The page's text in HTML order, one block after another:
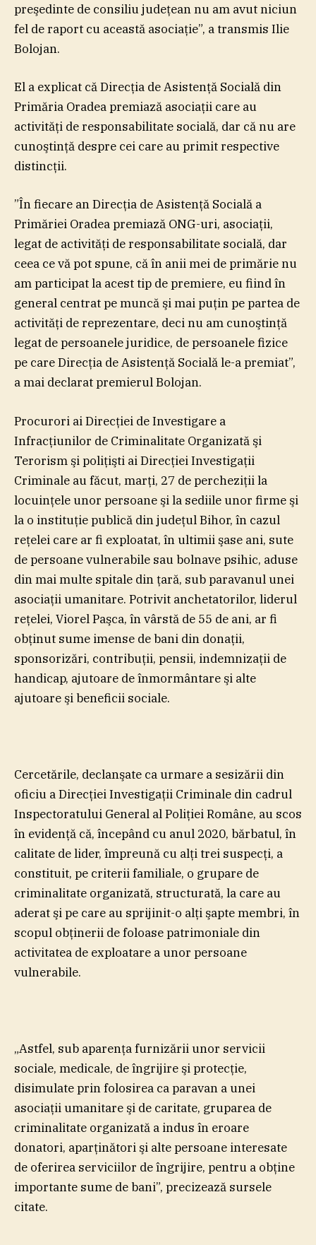
preşedinte de consiliu judeţean nu am avut niciun
fel de raport cu această asociaţie”, a transmis Ilie
Bolojan.
El a explicat că Direcţia de Asistenţă Socială din
Primăria Oradea premiază asociaţii care au
activităţi de responsabilitate socială, dar că nu are
cunoştinţă despre cei care au primit respective
distincţii.
”În fiecare an Direcţia de Asistenţă Socială a
Primăriei Oradea premiază ONG-uri, asociaţii,
legat de activităţi de responsabilitate socială, dar
ceea ce vă pot spune, că în anii mei de primărie nu
am participat la acest tip de premiere, eu fiind în
general centrat pe muncă şi mai puţin pe partea de
activităţi de reprezentare, deci nu am cunoştinţă
legat de persoanele juridice, de persoanele fizice
pe care Direcţia de Asistenţă Socială le-a premiat”,
a mai declarat premierul Bolojan.
Procurori ai Direcţiei de Investigare a
Infracţiunilor de Criminalitate Organizată şi
Terorism şi poliţişti ai Direcţiei Investigaţii
Criminale au făcut, marţi, 27 de percheziţii la
locuinţele unor persoane şi la sediile unor firme şi
la o instituţie publică din judeţul Bihor, în cazul
reţelei care ar fi exploatat, în ultimii şase ani, sute
de persoane vulnerabile sau bolnave psihic, aduse
din mai multe spitale din ţară, sub paravanul unei
asociaţii umanitare. Potrivit anchetatorilor, liderul
reţelei, Viorel Paşca, în vârstă de 55 de ani, ar fi
obţinut sume imense de bani din donaţii,
sponsorizări, contribuţii, pensii, indemnizaţii de
handicap, ajutoare de înmormântare şi alte
ajutoare şi beneficii sociale.
Cercetările, declanşate ca urmare a sesizării din
oficiu a Direcţiei Investigaţii Criminale din cadrul
Inspectoratului General al Poliţiei Române, au scos
în evidenţă că, începând cu anul 2020, bărbatul, în
calitate de lider, împreună cu alţi trei suspecţi, a
constituit, pe criterii familiale, o grupare de
criminalitate organizată, structurată, la care au
aderat şi pe care au sprijinit-o alţi şapte membri, în
scopul obţinerii de foloase patrimoniale din
activitatea de exploatare a unor persoane
vulnerabile.
„Astfel, sub aparenţa furnizării unor servicii
sociale, medicale, de îngrijire şi protecţie,
disimulate prin folosirea ca paravan a unei
asociaţii umanitare şi de caritate, gruparea de
criminalitate organizată a indus în eroare
donatori, aparţinători şi alte persoane interesate
de oferirea serviciilor de îngrijire, pentru a obţine
importante sume de bani”, precizează sursele
citate.